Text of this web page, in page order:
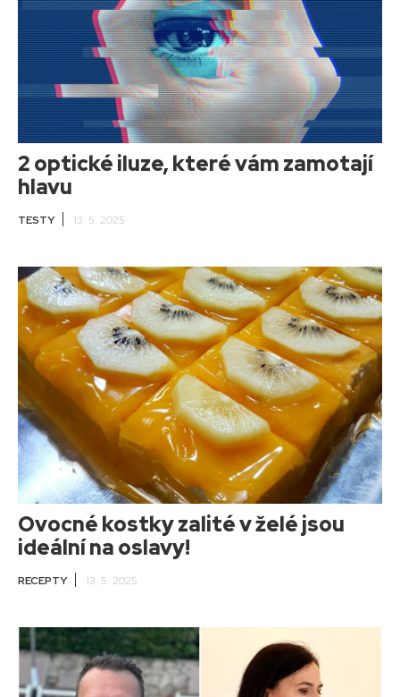
2 optické iluze, které vám zamotají
hlavu
TESTY 13. 5. 2025
Ovocné kostky zalité v želé jsou
ideální na oslavy!
RECEPTY 13. 5. 2025